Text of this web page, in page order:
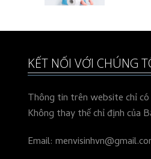
KẾT NỐI VỚI CHÚNG
Thông tin trên website chỉ
Không thay thế chỉ định của
Email: